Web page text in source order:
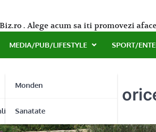
. Alege acum sa iti promovezi
MEDIA/PUB/LIFESTYLE
Monden
Sanatate
SPORT/
hidromasaj in